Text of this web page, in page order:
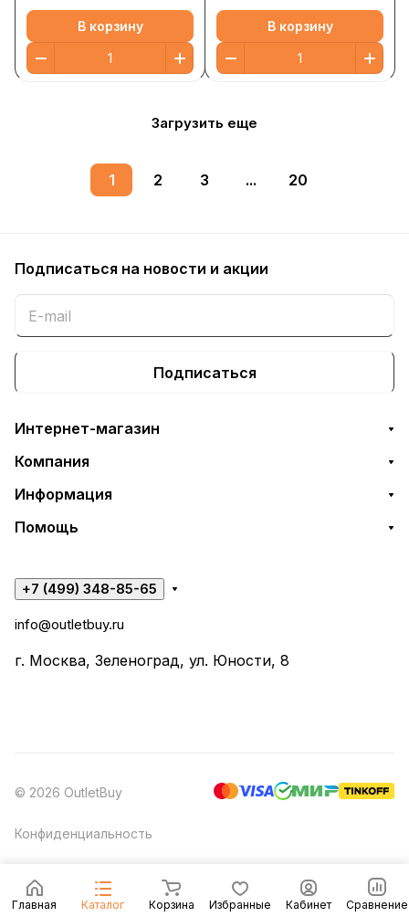
В корзину В корзину
Загрузить еще
1 2 3 ... 20
Главная Каталог Корзина Избранные Кабинет Сравнение
Подписаться на новости и акции
Подписаться
Интернет-магазин
Компания
Информация
Помощь
+7 (499) 348-85-65
info@outletbuy.ru
г. Москва, Зеленоград, ул. Юности, 8
© 2026 OutletBuy
Конфиденциальность